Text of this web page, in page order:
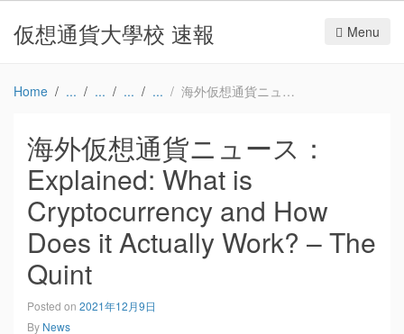
仮想通貨大學校 速報 Menu
Home 海外仮想通貨ニュース：Explained: What is Cryptocurrency and How Does it Actually Work? – The Quint
海外仮想通貨ニュース：
Explained: What is
Cryptocurrency and How
Does it Actually Work? – The
Quint
Posted on 2021年12月9日
By News